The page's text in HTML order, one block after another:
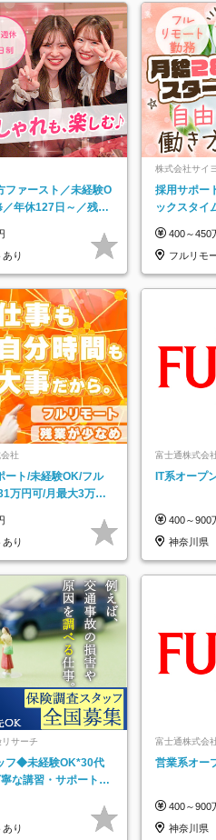
ファースト／未経験O
年休127日～／残業
り
株式会社サイ
採用サポー
ックスタイ
400～450
フルリモ
社
ート/未経験OK/フル
万円可/月最大3万の
り
富士通株式会
IT系オープ
400～900
神奈川県
サーチ
フ◆未経験OK*30代
な講習・サポートあ
り
富士通株式会
営業系オー
400～900
神奈川県